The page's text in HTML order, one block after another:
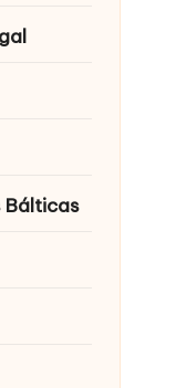
Bálticas